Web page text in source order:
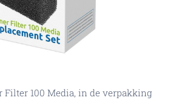
Filter 100 Media, in de verpakking
Corner Filter 100 Media